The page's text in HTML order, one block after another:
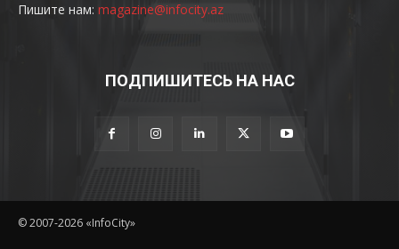
Пишите нам: magazine@infocity.az
ПОДПИШИТЕСЬ НА НАС
© 2007-2026 «InfoCity»